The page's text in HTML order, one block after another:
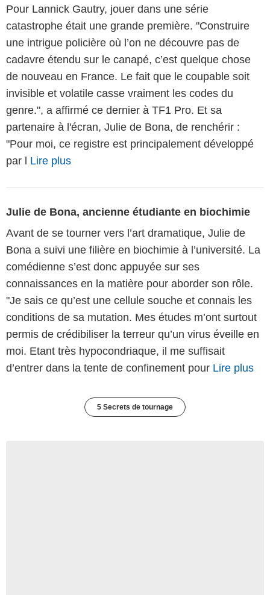
Pour Lannick Gautry, jouer dans une série
catastrophe était une grande première. "Construire
une intrigue policière où l’on ne découvre pas de
cadavre étendu sur le canapé, c’est quelque chose
de nouveau en France. Le fait que le coupable soit
invisible et volatile casse vraiment les codes du
genre.", a affirmé ce dernier à TF1 Pro. Et sa
partenaire à l'écran, Julie de Bona, de renchérir :
"Pour moi, ce registre est principalement développé
par l Lire plus
Julie de Bona, ancienne étudiante en biochimie
Avant de se tourner vers l’art dramatique, Julie de
Bona a suivi une filière en biochimie à l’université. La
comédienne s’est donc appuyée sur ses
connaissances en la matière pour aborder son rôle.
"Je sais ce qu’est une cellule souche et connais les
conditions de sa mutation. Mes études m’ont surtout
permis de crédibiliser la terreur qu’un virus éveille en
moi. Etant très hypocondriaque, il me suffisait
d’entrer dans la tente de confinement pour Lire plus
5 Secrets de tournage